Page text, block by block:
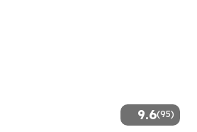
9.6(95)